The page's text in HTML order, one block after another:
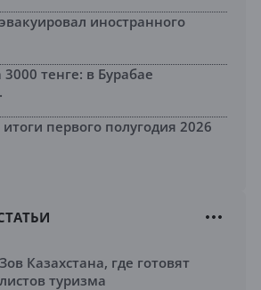
иностранного
3000 тенге: в Бурабае
первого полугодия 2026
Казахстана, где готовят
туризма